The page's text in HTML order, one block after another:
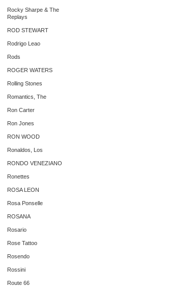
Rocky Sharpe & The
Replays
ROD STEWART
Rodrigo Leao
Rods
ROGER WATERS
Rolling Stones
Romantics, The ‎
Ron Carter
Ron Jones
RON WOOD
Ronaldos, Los
RONDO VENEZIANO
Ronettes
ROSA LEON
Rosa Ponselle
ROSANA
Rosario
Rose Tattoo
Rosendo
Rossini
Route 66